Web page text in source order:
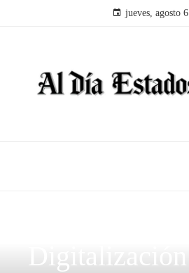
jueves, agosto 6
Digitalización